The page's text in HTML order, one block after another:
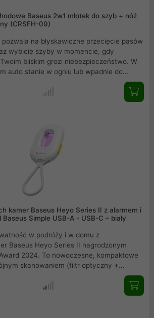
Baseus 2w1 młotek do szyb + nóż
(CRSFH-09)
na błyskawiczne przecięcie pasów
wybicie szyby w momencie, gdy
bliskim grozi niebezpieczeństwo. W
auto stanie w ogniu lub wpadnie do
sekunda. Akcesorium samochodowe
uwolnienie się z dramatycznej
kamer Baseus Heyo Series II z alarmem i
Simple USB-A - USB-C – biały
w podróży i w domu z
Heyo Series II nagrodzonym
2024. To nowoczesne, kompaktowe
skanowaniem (filtr optyczny +
zróżnicowanym alertom świetlnym i